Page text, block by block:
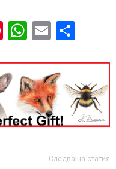
Pinterest
WhatsApp
Email
Следваща статия